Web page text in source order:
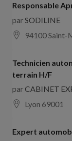
Responsable
parSODILINE
94100 Saint-
Technicien
terrain H/F
parCABINET
Lyon 69001
Expert